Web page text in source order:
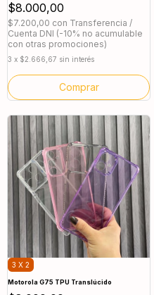
$8.000,00
$7.200,00 con Transferencia /
Cuenta DNI (-10% no acumulable
con otras promociones)
3 x $2.666,67 sin interés
Comprar
3 X 2
Motorola G75 TPU Translúcido